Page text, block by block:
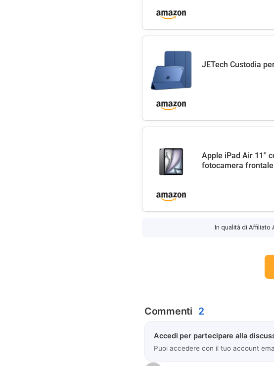
JETech Custodia
Apple iPad Air 11''
fotocamera
In qualità di Affiliato
Commenti 2
Accedi per partecipare alla
Puoi accedere con il tuo account